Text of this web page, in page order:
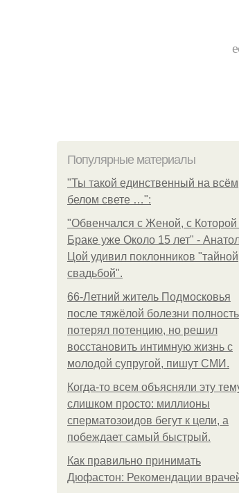
Популярные материалы
"Ты такой единственный на всём
белом свете …":
"Обвенчался с Женой, с Которой
Браке уже Около 15 лет" -
Цой удивил поклонников "тайной
свадьбой".
66-Летний житель Подмосковья
после тяжёлой болезни
потерял потенцию, но решил
восстановить интимную жизнь с
молодой супругой, пишут СМИ.
Когда-то всем объясняли эту
слишком просто: миллионы
сперматозоидов бегут к цели, а
побеждает самый быстрый.
Как правильно принимать
Дюфастон: Рекомендации